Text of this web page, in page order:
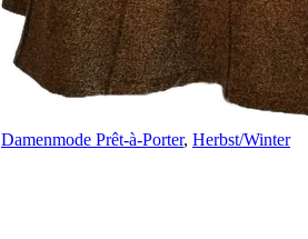
Damenmode Prêt-à-Porter, Herbst/Winter